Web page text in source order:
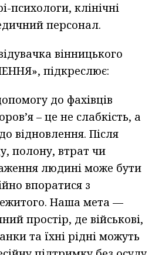
психологи, клінічні
персонал.
вінницького
підкреслює:
до фахівців
– це не слабкість, а
відновлення. Після
полону, втрат чи
людині може бути
впоратися з
Наша мета —
простір, де військові,
та їхні рідні можуть